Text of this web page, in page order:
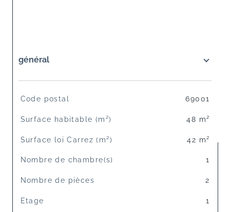
général
TRAD_SIROCCO_Caracteristique
Code postal 69001
Surface habitable (m²) 48 m²
Surface loi Carrez (m²) 42 m²
Nombre de chambre(s) 1
Nombre de pièces 2
Etage 1